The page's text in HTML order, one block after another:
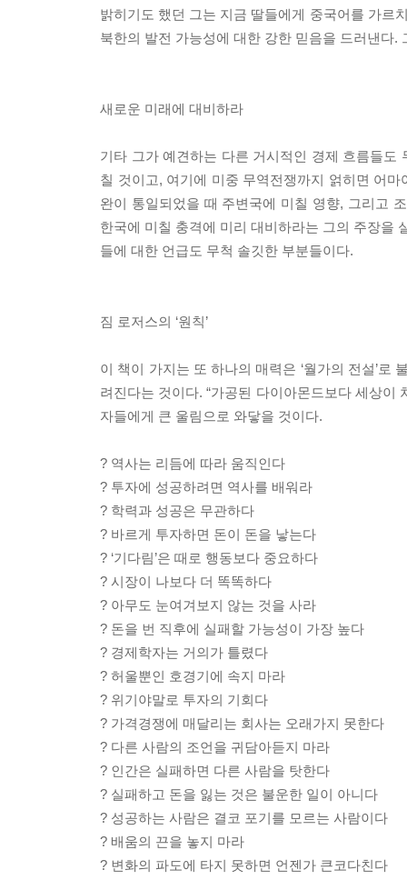
밝히기도 했던 그는 지금 딸들에게 중국어를 가르
북한의 발전 가능성에 대한 강한 믿음을 드러낸다
새로운 미래에 대비하라
기타 그가 예견하는 다른 거시적인 경제 흐름들
칠 것이고, 여기에 미중 무역전쟁까지 얽히면 어
완이 통일되었을 때 주변국에 미칠 영향, 그리고
한국에 미칠 충격에 미리 대비하라는 그의 주장을
들에 대한 언급도 무척 솔깃한 부분들이다.
짐 로저스의 ‘원칙’
이 책이 가지는 또 하나의 매력은 ‘월가의 전설’
려진다는 것이다. “가공된 다이아몬드보다 세상
자들에게 큰 울림으로 와닿을 것이다.
? 역사는 리듬에 따라 움직인다
? 투자에 성공하려면 역사를 배워라
? 학력과 성공은 무관하다
? 바르게 투자하면 돈이 돈을 낳는다
? ‘기다림’은 때로 행동보다 중요하다
? 시장이 나보다 더 똑똑하다
? 아무도 눈여겨보지 않는 것을 사라
? 돈을 번 직후에 실패할 가능성이 가장 높다
? 경제학자는 거의가 틀렸다
? 허울뿐인 호경기에 속지 마라
? 위기야말로 투자의 기회다
? 가격경쟁에 매달리는 회사는 오래가지 못한다
? 다른 사람의 조언을 귀담아듣지 마라
? 인간은 실패하면 다른 사람을 탓한다
? 실패하고 돈을 잃는 것은 불운한 일이 아니다
? 성공하는 사람은 결코 포기를 모르는 사람이다
? 배움의 끈을 놓지 마라
? 변화의 파도에 타지 못하면 언젠가 큰코다친다